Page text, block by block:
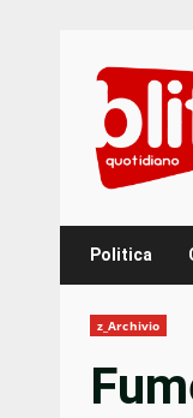
content
Politica
z_Archivio